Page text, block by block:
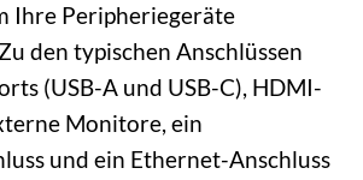
Ihre Peripheriegeräte
den typischen Anschlüssen
(USB-A und USB-C), HDMI-
Monitore, ein
und ein Ethernet-Anschluss